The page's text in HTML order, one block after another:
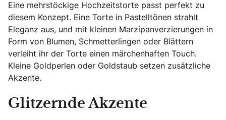
Eine mehrstöckige Hochzeitstorte passt perfekt zu
diesem Konzept. Eine Torte in Pastelltönen strahlt
Eleganz aus, und mit kleinen Marzipanverzierungen in
Form von Blumen, Schmetterlingen oder Blättern
verleiht ihr der Torte einen märchenhaften Touch.
Kleine Goldperlen oder Goldstaub setzen zusätzliche
Akzente.
Glitzernde Akzente